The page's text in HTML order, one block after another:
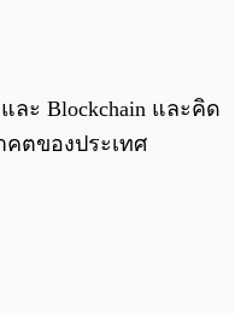
ละ Blockchain และคิด
คตของประเทศ